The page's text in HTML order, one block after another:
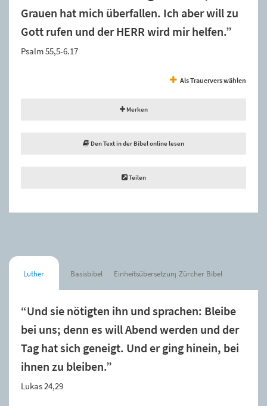
Grauen hat mich überfallen. Ich aber will zu
Gott rufen und der HERR wird mir helfen.”
Psalm 55,5-6.17
Als Trauervers wählen
Merken
Den Text in der Bibel online lesen
Teilen
Luther Basisbibel Einheitsübersetzung Zürcher Bibel
“Und sie nötigten ihn und sprachen: Bleibe
bei uns; denn es will Abend werden und der
Tag hat sich geneigt. Und er ging hinein, bei
ihnen zu bleiben.”
Lukas 24,29